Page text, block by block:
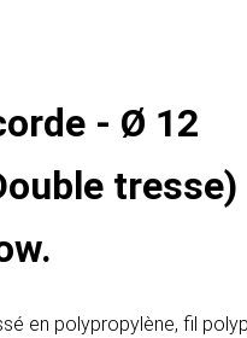
- Ø 12
tresse)
en polypropylène, fil